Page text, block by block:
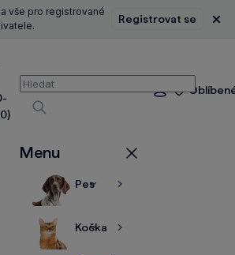
vše pro registrované
Registrovat se
Vyhledávání
Vyhledávat
Přihlášení
Menu
PesZobrazitZobrazit
Kočka
ZobrazitZobrazit